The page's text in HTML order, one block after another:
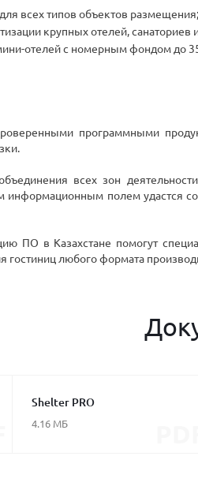
всех типов объектов размещения;
крупных отелей, санаториев
отелей с номерным фондом до
программными
всех зон
информационным полем удастся
ПО в Казахстане помогут
любого формата
Shelter PRO
4.16 МБ